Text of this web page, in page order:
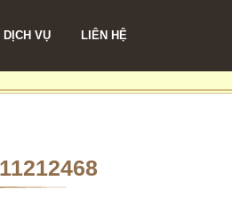
DỊCH VỤ LIÊN HỆ